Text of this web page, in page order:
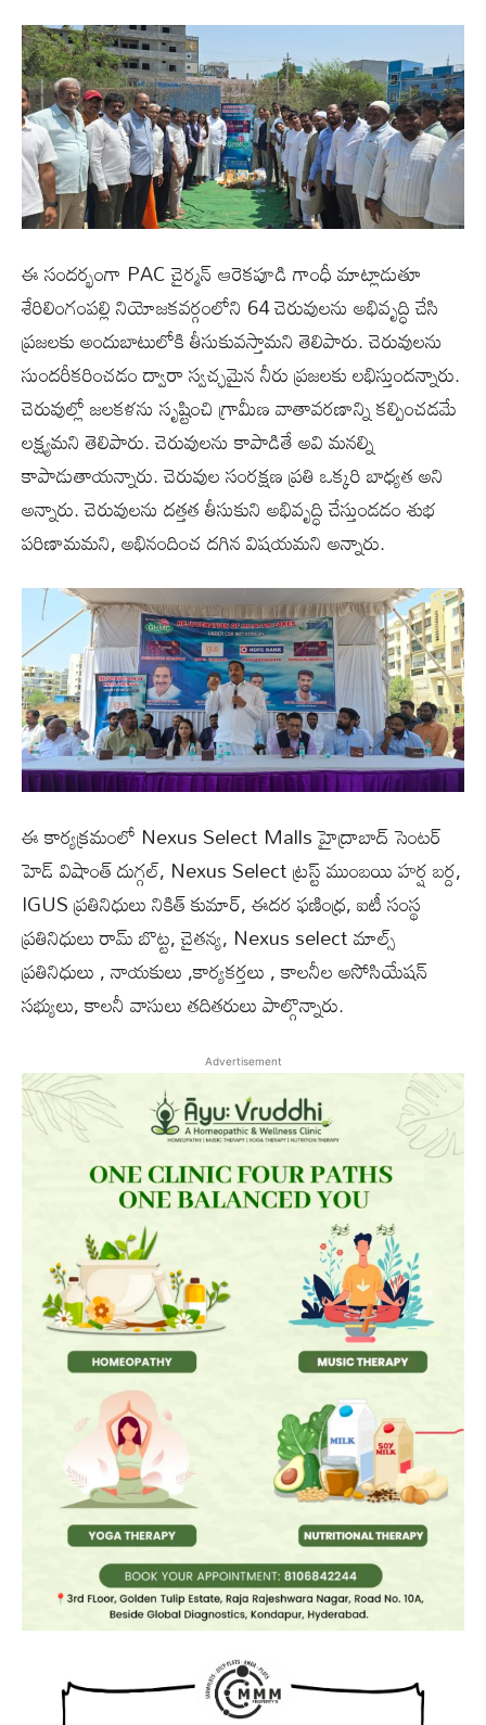
ఈ సందర్భంగా PAC చైర్మన్ ఆరెకపూడి గాంధీ మాట్లాడుతూ
శేరిలింగంపల్లి నియోజకవర్గంలోని 64 చెరువులను అభివృద్ధి చేసి
ప్రజలకు అందుబాటులోకి తీసుకువస్తామని తెలిపారు. చెరువుల‌ను
సుందరీక‌రించ‌డం ద్వారా స్వ‌చ్ఛ‌మైన నీరు ప్ర‌జ‌ల‌కు ల‌భిస్తుంద‌న్నారు.
చెరువుల్లో జ‌ల‌క‌ళ‌ను సృష్టించి గ్రామీణ వాతావ‌ర‌ణాన్ని క‌ల్పించ‌డ‌మే
ల‌క్ష్య‌మ‌ని తెలిపారు. చెరువుల‌ను కాపాడితే అవి మ‌న‌ల్ని
కాపాడుతాయ‌న్నారు. చెరువుల సంరక్ష‌ణ ప్ర‌తి ఒక్క‌రి బాధ్య‌త అని
అన్నారు. చెరువుల‌ను ద‌త్తత తీసుకుని అభివృద్ధి చేస్తుండ‌డం శుభ
ప‌రిణామ‌మ‌ని, అభినందించ ద‌గిన విష‌య‌మ‌ని అన్నారు.
ఈ కార్యక్రమంలో Nexus Select Malls హైద్రాబాద్ సెంటర్
హెడ్ విషాంత్ దుగ్గల్, Nexus Select ట్రస్ట్ ముంబయి హర్ష బర్ద,
IGUS ప్రతినిధులు నికిత్ కుమార్, ఈదర ఫణింధ్ర, ఐటీ సంస్థ
ప్రతినిధులు రామ్ బొట్ట, చైతన్య, Nexus select మాల్స్
ప్రతినిధులు , నాయకులు ,కార్యకర్తలు , కాలనీల అసోసియేషన్
సభ్యులు, కాలనీ వాసులు తదితరులు పాల్గొన్నారు.
Advertisement